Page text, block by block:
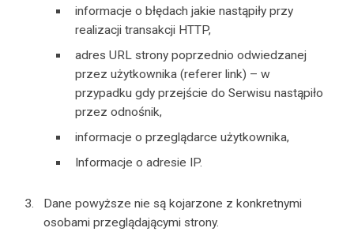
informacje o błędach jakie nastąpiły przy
realizacji transakcji HTTP,
adres URL strony poprzednio odwiedzanej
przez użytkownika (referer link) – w
przypadku gdy przejście do Serwisu nastąpiło
przez odnośnik,
informacje o przeglądarce użytkownika,
Informacje o adresie IP.
Dane powyższe nie są kojarzone z konkretnymi
osobami przeglądającymi strony.